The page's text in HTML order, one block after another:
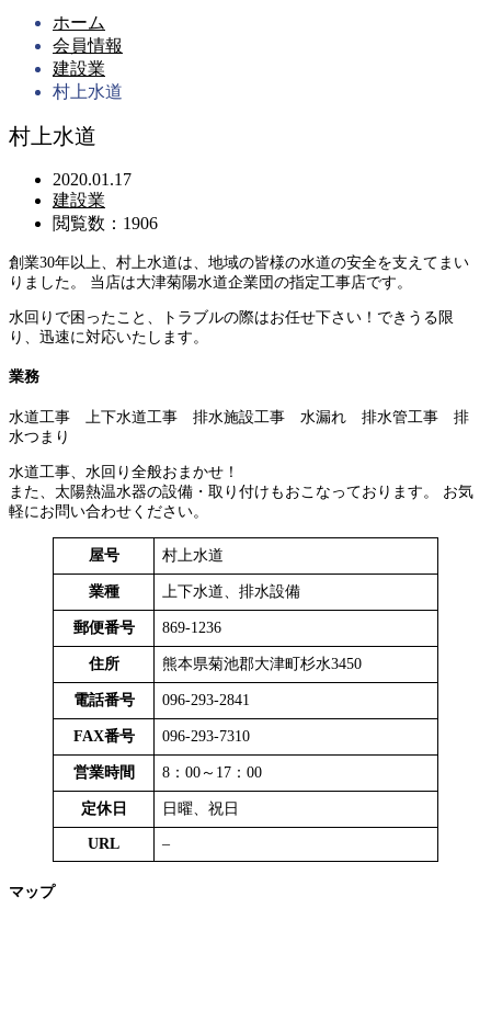
ホーム
会員情報
建設業
村上水道
村上水道
2020.01.17
建設業
閲覧数：1906
創業30年以上、村上水道は、地域の皆様の水道の安全を支えてまい
りました。 当店は大津菊陽水道企業団の指定工事店です。
水回りで困ったこと、トラブルの際はお任せ下さい！できうる限
り、迅速に対応いたします。
業務
水道工事 上下水道工事 排水施設工事 水漏れ 排水管工事 排
水つまり
水道工事、水回り全般おまかせ！
また、太陽熱温水器の設備・取り付けもおこなっております。 お気
軽にお問い合わせください。
屋号 村上水道
業種 上下水道、排水設備
郵便番号 869-1236
住所 熊本県菊池郡大津町杉水3450
電話番号 096-293-2841
FAX番号 096-293-7310
営業時間 8：00～17：00
定休日 日曜、祝日
URL –
マップ